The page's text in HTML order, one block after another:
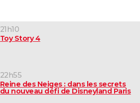
21h10
Toy Story 4
22h55
Reine des Neiges : dans les secrets
du nouveau défi de Disneyland Paris